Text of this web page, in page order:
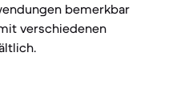
bemerkbar
verschiedenen